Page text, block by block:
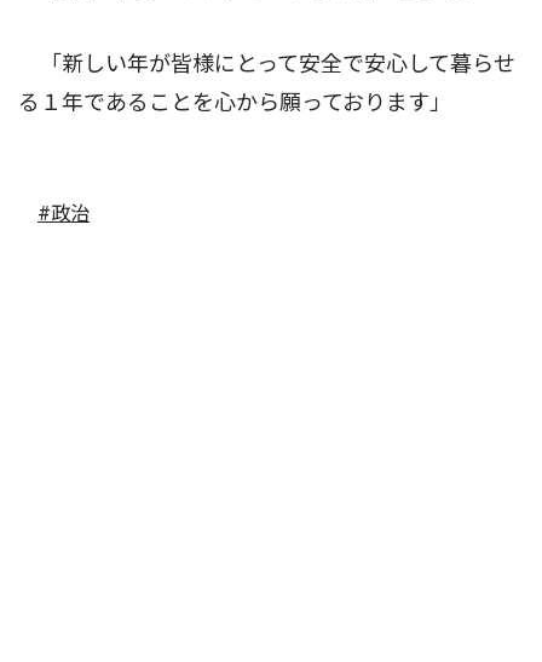
「新しい年が皆様にとって安全で安心して暮らせ
る１年であることを心から願っております」
#政治